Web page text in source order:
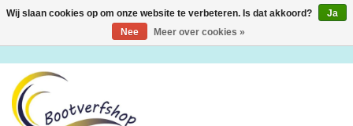
Toggle
Wij slaan cookies op om onze website te verbeteren. Is dat akkoord?
Ja
Nee
Meer over cookies »